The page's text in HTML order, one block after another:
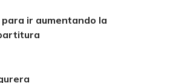
ir aumentando la